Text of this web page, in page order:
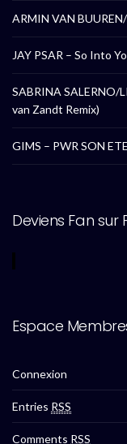
ARMIN VAN
JAY PSAR – So Into
SABRINA SALERNO/
van Zandt Remix)
GIMS – PWR SON
Deviens Fan sur
Espace
Connexion
Entries RSS
Comments RSS